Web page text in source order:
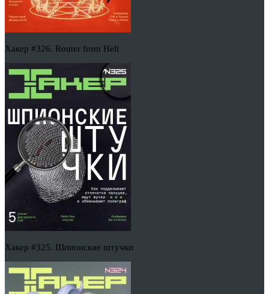
Хакер #326. Router from Hell
Хакер #325. Шпионские штучки